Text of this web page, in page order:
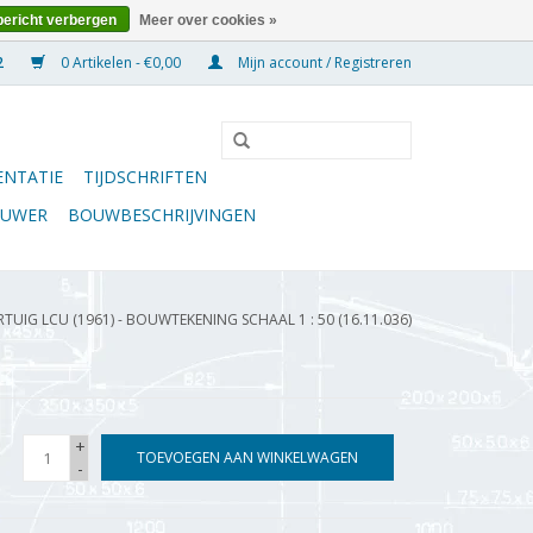
0 Artikelen - €0,00 Mijn account / Registreren
TIJDSCHRIFTEN
BOUWBESCHRIJVINGEN
LCU (1961) - BOUWTEKENING SCHAAL 1 : 50 (16.11.036)
+
-
TOEVOEGEN AAN WINKELWAGEN
verbergen Meer over cookies »